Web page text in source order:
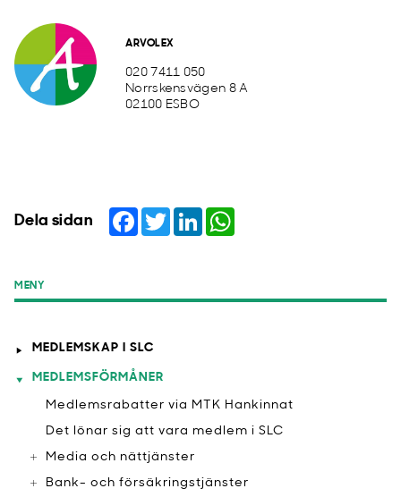
ARVOLEX
020 7411 050
Norrskensvägen 8 A
02100 ESBO
Dela sidan Facebook
TwitterLinkedIn
MENY
MEDLEMSKAP I SLC
MEDLEMSFÖRMÅNER
Medlemsrabatter via MTK Hankinnat
​Det lönar sig att vara medlem i SLC
Media och nättjänster
Bank- och försäkringstjänster